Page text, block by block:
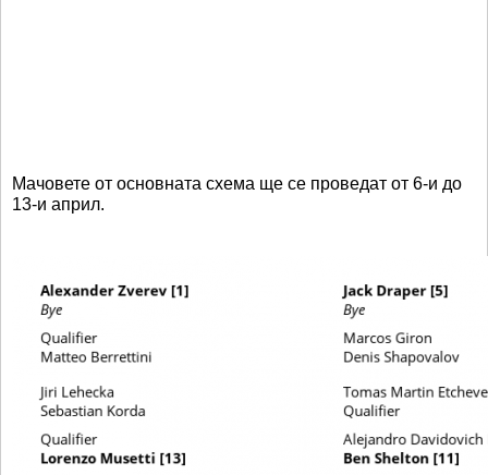
Мачовете от основната схема ще се проведат от 6-и до
13-и април.